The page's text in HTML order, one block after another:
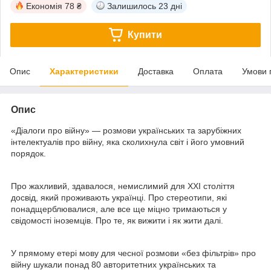
Економія 78 ₴ Залишилось 23 дні
Купити
Опис Характеристики Доставка Оплата Умови
Опис
«Діалоги про війну» — розмови українських та зарубіжних
інтелектуалів про війну, яка сколихнула світ і його умовний
порядок.
Про жахливий, здавалося, немислимий для XXI століття
досвід, який проживають українці. Про стереотипи, які
понадщерблювалися, але все ще міцно тримаються у
свідомості іноземців. Про те, як вижити і як жити далі.
У прямому етері мову для чесної розмови «без фільтрів» про
війну шукали понад 80 авторитетних українських та